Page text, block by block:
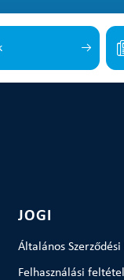
JOGI
Általános
Felhasználási